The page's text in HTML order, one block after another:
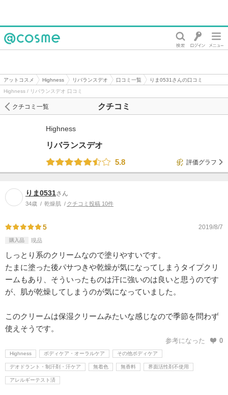
アットコスメ Highness リバランスデオ 口コミ一覧
りま0531さんの口コミ
Highness / リバランスデオ 口コミ
クチコミ
クチコミ一覧
Highness
リバランスデオ
5.8
評価グラフ
りま0531さん
34歳 乾燥肌 クチコミ投稿 10件
5 2019/8/7
購入品 現品
しっとり系のクリームなので塗りやすいです。
たまに塗った後パサつきや乾燥が気になってしまうタイプクリ
ームもあり、そういったものは汗に強いのは良いと思うのです
が、肌が乾燥してしまうのが気になっていました。
このクリームは保湿クリームみたいな感じなので季節を問わず
使えそうです。
参考になった 0
Highness ボディケア・オーラルケア その他ボディケア
デオドラント・制汗剤・汗ケア 無着色 無香料 界面活性剤不使用
アレルギーテスト済